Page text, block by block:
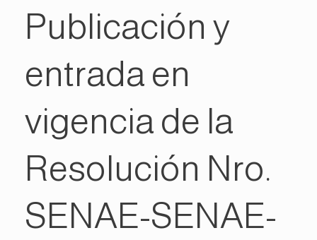
Publicación y
entrada en
vigencia de la
Resolución Nro.
SENAE-SENAE-